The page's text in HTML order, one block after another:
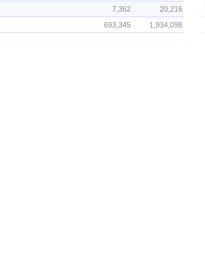
7,362 20,216
693,345 1,934,098